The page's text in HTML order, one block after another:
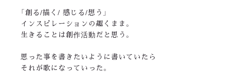
「創る/描く/ 感じる/想う」
インスピレーションの趣くまま。
生きることは創作活動だと思う。
思った事を書きたいように書いていたら
それが歌になっていった。